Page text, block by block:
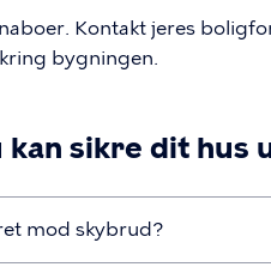
Kontakt jeres
bygningen.
kan sikre dit hus
mod skybrud?